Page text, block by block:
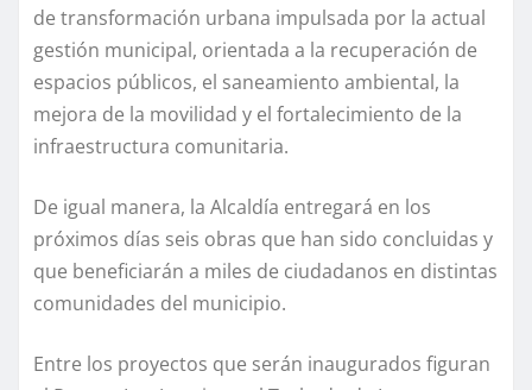
de transformación urbana impulsada por la actual
gestión municipal, orientada a la recuperación de
espacios públicos, el saneamiento ambiental, la
mejora de la movilidad y el fortalecimiento de la
infraestructura comunitaria.
De igual manera, la Alcaldía entregará en los
próximos días seis obras que han sido concluidas y
que beneficiarán a miles de ciudadanos en distintas
comunidades del municipio.
Entre los proyectos que serán inaugurados figuran